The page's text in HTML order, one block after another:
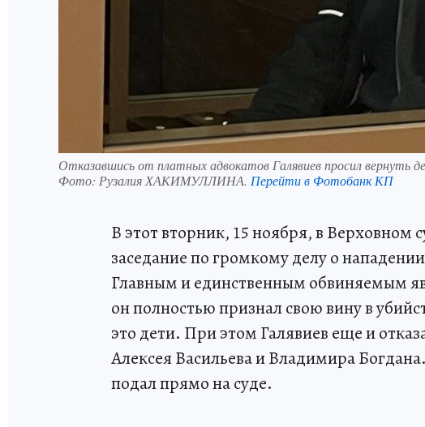
Отказавшись от платных адвокатов Галявиев просил вернуть
Фото: Рузалия ХАКИМУЛЛИНА. Перейти в Фотобанк КП
В этот вторник, 15 ноября, в Верховном
заседание по громкому делу о
Главным и единственным обвиняемым
он полностью признал свою вину в
это дети. При этом Галявиев еще и
Алексея Васильева и Владимира
подал прямо на суде.